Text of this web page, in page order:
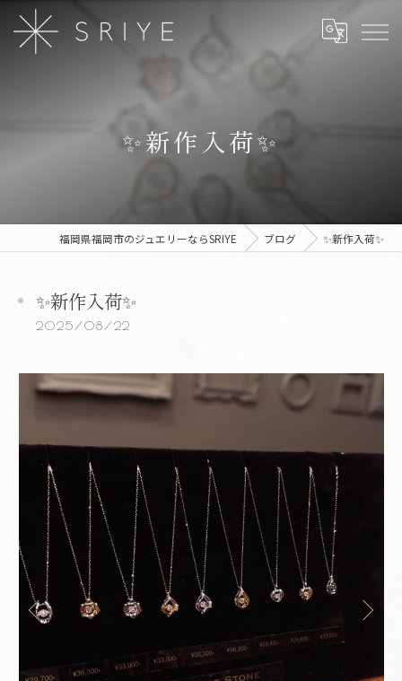
✨新作入荷✨
福岡県福岡市のジュエリーならSRIYE ブログ ✨新作入荷✨
✨新作入荷✨
2025/08/22